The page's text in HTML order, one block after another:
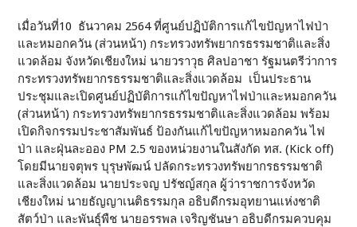
เมื่อวันที่10 ธันวาคม 2564 ที่ศูนย์ปฏิบัติการแก้ไขปัญหาไฟป่า
และหมอกควัน (ส่วนหน้า) กระทรวงทรัพยากรธรรมชาติและสิ่ง
แวดล้อม จังหวัดเชียงใหม่ นายวราวุธ ศิลปอาชา รัฐมนตรีว่าการ
กระทรวงทรัพยากรธรรมชาติและสิ่งแวดล้อม เป็นประธาน
ประชุมและเปิดศูนย์ปฏิบัติการแก้ไขปัญหาไฟป่าและหมอกควัน
(ส่วนหน้า) กระทรวงทรัพยากรธรรมชาติและสิ่งแวดล้อม พร้อม
เปิดกิจกรรมประชาสัมพันธ์ ป้องกันแก้ไขปัญหาหมอกควัน ไฟ
ป่า และฝุ่นละออง PM 2.5 ของหน่วยงานในสังกัด ทส. (Kick off)
โดยมีนายจตุพร บุรุษพัฒน์ ปลัดกระทรวงทรัพยากรธรรมชาติ
และสิ่งแวดล้อม นายประจญ ปรัชญ์สกุล ผู้ว่าราชการจังหวัด
เชียงใหม่ นายธัญญาเนติธรรมกุล อธิบดีกรมอุทยานแห่งชาติ
สัตว์ป่า และพันธุ์พืช นายอรรพล เจริญชันษา อธิบดีกรมควบคุม